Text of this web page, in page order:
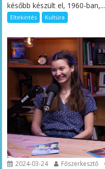
később készült el, 1960-ban,...
Eltekintés Kultúra
2024-03-24 Főszerkesztő